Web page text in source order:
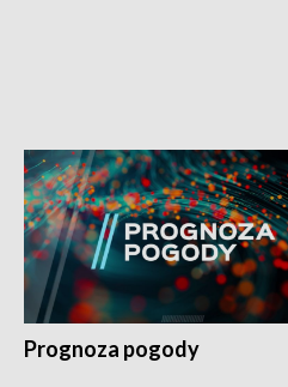
Prognoza pogody